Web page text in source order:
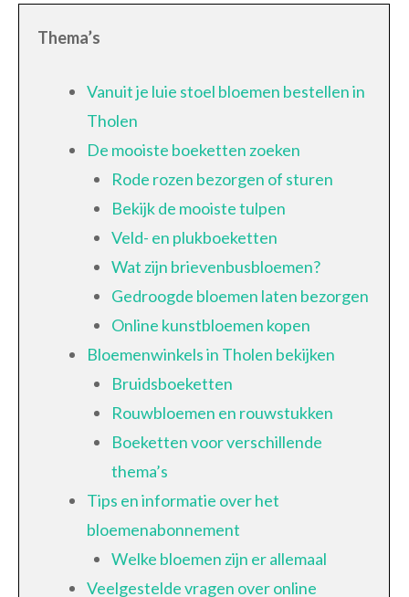
Thema’s
Vanuit je luie stoel bloemen bestellen in
Tholen
De mooiste boeketten zoeken
Rode rozen bezorgen of sturen
Bekijk de mooiste tulpen
Veld- en plukboeketten
Wat zijn brievenbusbloemen?
Gedroogde bloemen laten bezorgen
Online kunstbloemen kopen
Bloemenwinkels in Tholen bekijken
Bruidsboeketten
Rouwbloemen en rouwstukken
Boeketten voor verschillende
thema’s
Tips en informatie over het
bloemenabonnement
Welke bloemen zijn er allemaal
Veelgestelde vragen over online